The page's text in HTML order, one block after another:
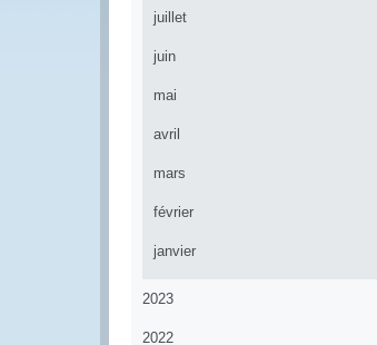
juillet
juin
mai
avril
mars
février
janvier
2023
2022